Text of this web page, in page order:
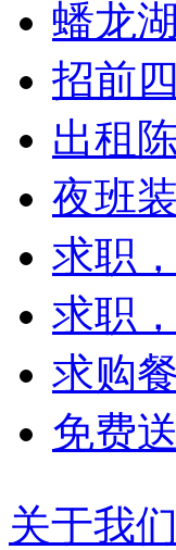
蟠龙
招前
出租
夜班
求职
求职
求购
免费
关于我们